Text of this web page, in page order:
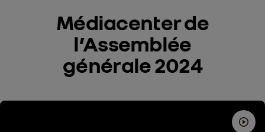
Médiacenter de
l’Assemblée
générale 2024